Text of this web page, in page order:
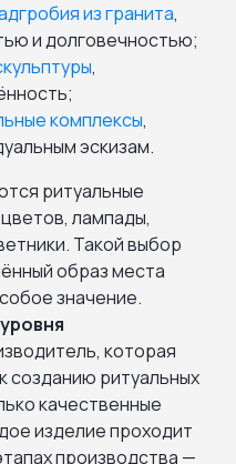
из гранита,
и долговечностью;
,
комплексы,
эскизам.
ритуальные
лампады,
Такой выбор
образ места
значение.
которая
созданию ритуальных
качественные
изделие проходит
производства —